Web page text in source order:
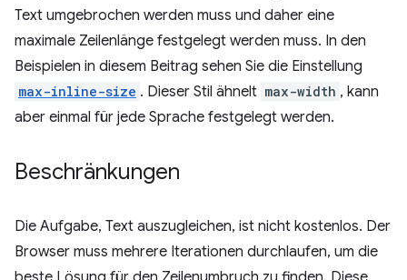
Text umgebrochen werden muss und daher eine
maximale Zeilenlänge festgelegt werden muss. In den
Beispielen in diesem Beitrag sehen Sie die Einstellung
max-inline-size . Dieser Stil ähnelt max-width , kann
aber einmal für jede Sprache festgelegt werden.
Beschränkungen
Die Aufgabe, Text auszugleichen, ist nicht kostenlos. Der
Browser muss mehrere Iterationen durchlaufen, um die